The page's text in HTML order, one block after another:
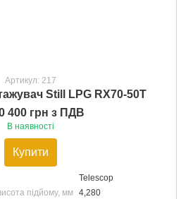
Артикул: 217
Still LPG RX70-50T
400 грн з ПДВ
В наявності
Купити
Telescop
підйому, мм 4,280